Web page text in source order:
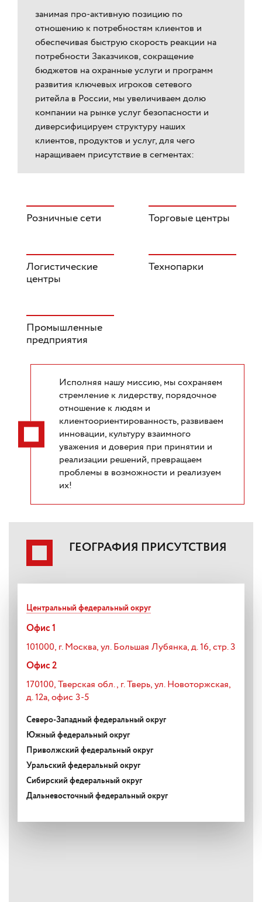
занимая про-активную позицию по
отношению к потребностям клиентов и
обеспечивая быструю скорость реакции на
потребности Заказчиков, сокращение
бюджетов на охранные услуги и программ
развития ключевых игроков сетевого
ритейла в России, мы увеличиваем долю
компании на рынке услуг безопасности и
диверсифицируем структуру наших
клиентов, продуктов и услуг, для чего
наращиваем присутствие в сегментах:
Розничные сети Торговые центры
Логистические
центры
Технопарки
Промышленные
предприятия
Исполняя нашу миссию, мы сохраняем
стремление к лидерству, порядочное
отношение к людям и
клиентоориентированность, развиваем
инновации, культуру взаимного
уважения и доверия при принятии и
реализации решений, превращаем
проблемы в возможности и реализуем
их!
ГЕОГРАФИЯ ПРИСУТСТВИЯ
Центральный федеральный округ
Офис 1
101000, г. Москва, ул. Большая Лубянка, д. 16, стр. 3
Офис 2
170100, Тверская обл., г. Тверь, ул. Новоторжская,
д. 12а, офис 3-5
Северо-Западный федеральный округ
Южный федеральный округ
Приволжский федеральный округ
Уральский федеральный округ
Сибирский федеральный округ
Дальневосточный федеральный округ